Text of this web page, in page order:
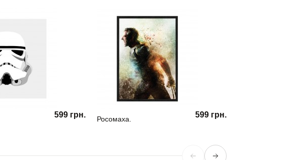
599 грн. Росомаха. 599 грн.